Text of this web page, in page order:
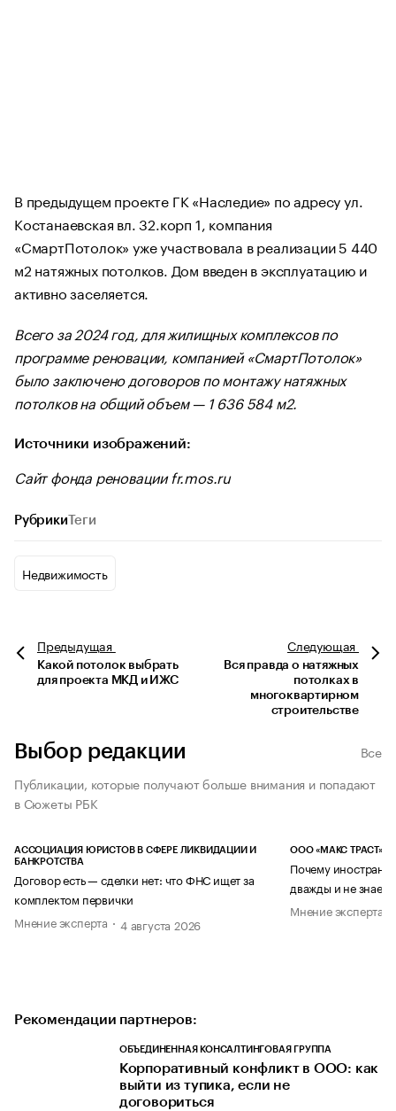
В предыдущем проекте ГК «Наследие» по адресу ул.
Костанаевская вл. 32.корп 1, компания
«СмартПотолок» уже участвовала в реализации 5 440
м2 натяжных потолков. Дом введен в эксплуатацию и
активно заселяется.
Всего за 2024 год, для жилищных комплексов по
программе реновации, компанией «СмартПотолок»
было заключено договоров по монтажу натяжных
потолков на общий объем — 1 636 584 м2.
Источники изображений:
Сайт фонда реновации fr.mos.ru
Рубрики Теги
Недвижимость
Предыдущая
Какой потолок выбрать
для проекта МКД и ИЖС
Следующая
Вся правда о натяжных
потолках в
многоквартирном
строительстве
Выбор редакции
Все
Публикации, которые получают больше внимания и попадают
в Сюжеты РБК
АССОЦИАЦИЯ ЮРИСТОВ В СФЕРЕ ЛИКВИДАЦИИ И
БАНКРОТСТВА
Договор есть — сделки нет: что ФНС ищет за
комплектом первички
Мнение эксперта
4 августа 2026
ООО «МАКС ТРАСТ»
Почему
дважды и не знает
Мнение эксперта
Рекомендации партнеров:
ОБЪЕДИНЕННАЯ КОНСАЛТИНГОВАЯ ГРУППА
Корпоративный конфликт в ООО: как
выйти из тупика, если не
договориться